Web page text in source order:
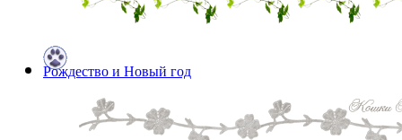
Рождество и Новый год